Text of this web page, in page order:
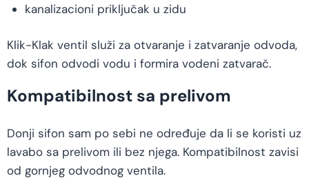
kanalizacioni priključak u zidu
Klik-Klak ventil služi za otvaranje i zatvaranje odvoda,
dok sifon odvodi vodu i formira vodeni zatvarač.
Kompatibilnost sa prelivom
Donji sifon sam po sebi ne određuje da li se koristi uz
lavabo sa prelivom ili bez njega. Kompatibilnost zavisi
od gornjeg odvodnog ventila.